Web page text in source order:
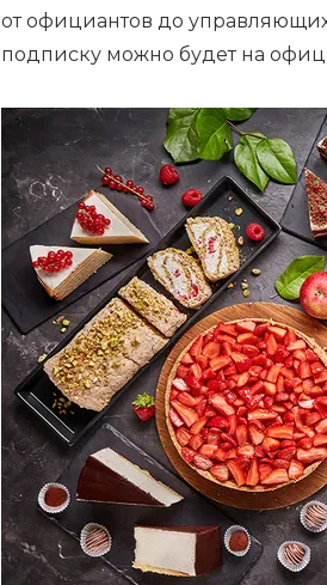
от официантов до
подписку можно будет на